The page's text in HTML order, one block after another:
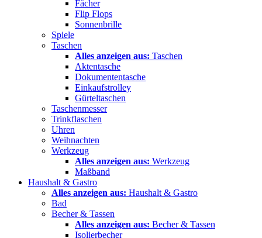
Fächer
Flip Flops
Sonnenbrille
Spiele
Taschen
Alles anzeigen aus: Taschen
Aktentasche
Dokumententasche
Einkaufstrolley
Gürteltaschen
Taschenmesser
Trinkflaschen
Uhren
Weihnachten
Werkzeug
Alles anzeigen aus: Werkzeug
Maßband
Haushalt & Gastro
Alles anzeigen aus: Haushalt & Gastro
Bad
Becher & Tassen
Alles anzeigen aus: Becher & Tassen
Isolierbecher